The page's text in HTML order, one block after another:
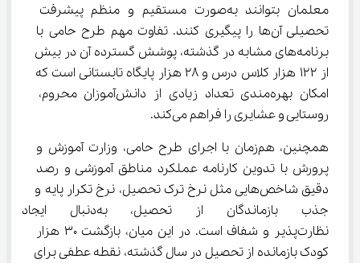
معلمان بتوانند به‌صورت مستقیم و منظم پیشرفت
تحصیلی آن‌ها را پیگیری کنند. تفاوت مهم طرح حامی با
برنامه‌های مشابه در گذشته، پوشش گسترده آن در بیش
از ۱۲۲ هزار کلاس درس و ۲۸ هزار پایگاه تابستانی است که
امکان بهره‌مندی تعداد زیادی از دانش‌آموزان محروم،
روستایی و عشایری را فراهم می‌کند.
همچنین، هم‌زمان با اجرای طرح حامی، وزارت آموزش و
پرورش با تدوین کارنامه عملکرد مناطق آموزشی و رصد
دقیق شاخص‌هایی مثل نرخ ترک تحصیل، نرخ تکرار پایه و
جذب بازماندگان از تحصیل،
نظارت‌پذیر و شفاف است. در این میان، بازگشت ۳۰ هزار
کودک بازمانده از تحصیل در سال گذشته، نقطه عطفی برای